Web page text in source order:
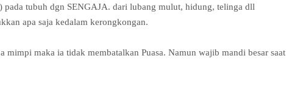
pada tubuh dgn SENGAJA. dari lubang mulut, hidung, telinga dll
apa saja kedalam kerongkongan.
mimpi maka ia tidak membatalkan Puasa. Namun wajib mandi besar saat